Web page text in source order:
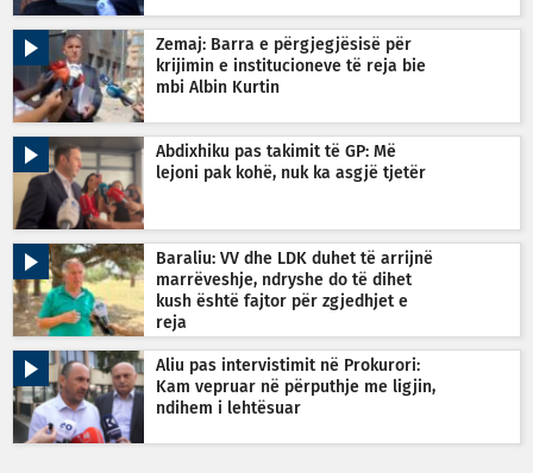
Zemaj: Barra e përgjegjësisë për
krijimin e institucioneve të reja bie
mbi Albin Kurtin
Abdixhiku pas takimit të GP: Më
lejoni pak kohë, nuk ka asgjë tjetër
Baraliu: VV dhe LDK duhet të arrijnë
marrëveshje, ndryshe do të dihet
kush është fajtor për zgjedhjet e
reja
Aliu pas intervistimit në Prokurori:
Kam vepruar në përputhje me ligjin,
ndihem i lehtësuar